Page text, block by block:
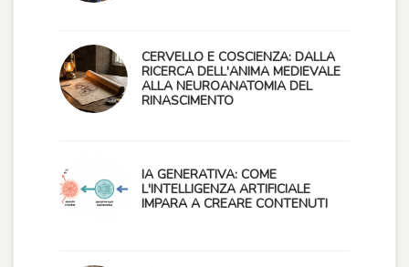
CERVELLO E COSCIENZA: DALLA
RICERCA DELL'ANIMA MEDIEVALE
ALLA NEUROANATOMIA DEL
RINASCIMENTO
IA GENERATIVA: COME
L'INTELLIGENZA ARTIFICIALE
IMPARA A CREARE CONTENUTI